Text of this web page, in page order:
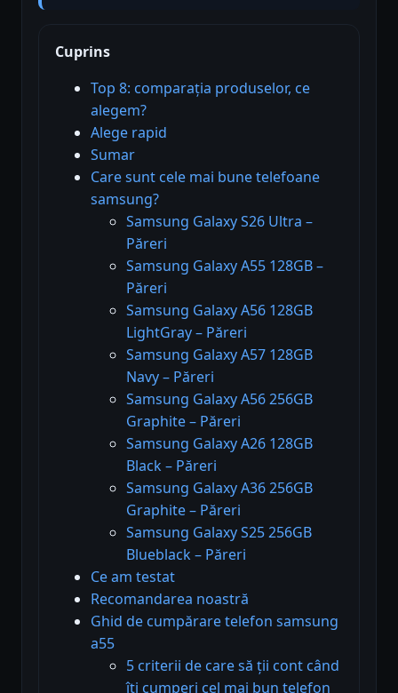
Cuprins
Top 8: comparația produselor, ce
alegem?
Alege rapid
Sumar
Care sunt cele mai bune telefoane
samsung?
Samsung Galaxy S26 Ultra –
Păreri
Samsung Galaxy A55 128GB –
Păreri
Samsung Galaxy A56 128GB
LightGray – Păreri
Samsung Galaxy A57 128GB
Navy – Păreri
Samsung Galaxy A56 256GB
Graphite – Păreri
Samsung Galaxy A26 128GB
Black – Păreri
Samsung Galaxy A36 256GB
Graphite – Păreri
Samsung Galaxy S25 256GB
Blueblack – Păreri
Ce am testat
Recomandarea noastră
Ghid de cumpărare telefon samsung
a55
5 criterii de care să ții cont când
îți cumperi cel mai bun telefon